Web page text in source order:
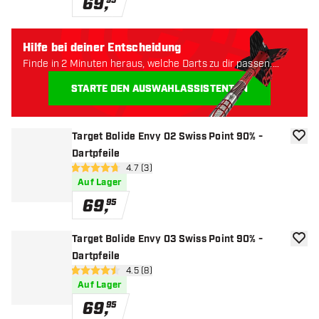
Target Bolide Envy 02 Swiss Point 90% -
Dartpfeile
Bewertungsbereich öffnen
4.7 Bewertungssterne
4.7 (3)
Auf Lager
69,95
Zur
Target Bolide Envy 03 Swiss Point 90% -
Dartpfeile
Bewertungsbereich öffnen
4.5 Bewertungssterne
4.5 (8)
Auf Lager
69,95
Zur
Hilfe bei deiner Entscheidung
Finde in 2 Minuten heraus, welche Darts zu dir passen.
STARTE DEN AUSWAHLASSISTENTEN